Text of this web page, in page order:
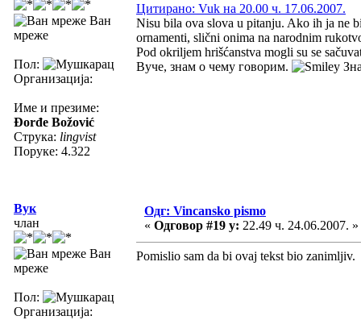
Ван
мреже
Пол:
Организација:
Име и презиме:
Đorđe Božović
Струка: lingvist
Поруке: 4.322
Цитирано: Vuk на 20.00 ч. 17.06.2007.
Nisu bila ova slova u pitanju. Ako ih ja ne
ornamenti, slični onima na narodnim
Pod okriljem hrišćanstva mogli su se
Вуче, знам о чему говорим.
Вук
члан
Ван
мреже
Пол:
Организација:
Одг: Vincansko pismo
« Одговор #19 у: 22.49 ч. 24.06.2007. »
Pomislio sam da bi ovaj tekst bio zanimljiv.